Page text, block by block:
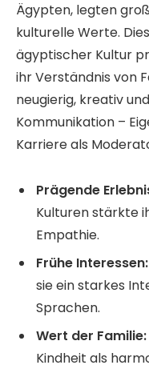
Ägypten, legten
kulturelle Werte.
ägyptischer Kultur
ihr Verständnis von
neugierig, kreativ
Kommunikation –
Karriere als
Prägende
Kulturen stärkte
Empathie.
Frühe Interessen:
sie ein starkes
Sprachen.
Wert der Familie:
Kindheit als